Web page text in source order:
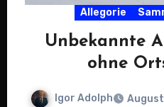
Allegorie
Unbekannte
ohne
Igor Adolph